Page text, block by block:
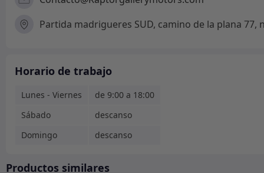
Partida madrigueres SUD, camino de la plana 77,
Horario de trabajo
Lunes - Viernes
de 9:00 a 18:00
Sábado
descanso
Domingo
descanso
Productos similares